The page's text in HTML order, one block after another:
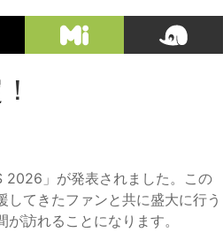
2026」が発表されました。この
てきたファンと共に盛大に行う
訪れることになります。